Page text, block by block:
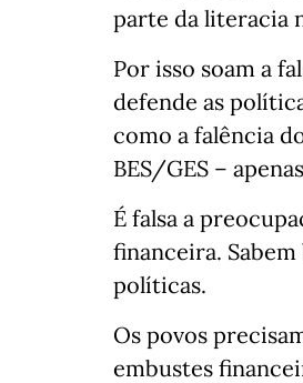
parte da literacia
Por isso soam a
defende as
como a falência
BES/GES –
É falsa a
financeira.
políticas.
Os povos
embustes